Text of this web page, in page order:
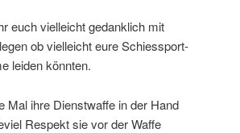
euch vielleicht gedanklich mit
ob vielleicht eure Schiessport-
leiden könnten.
Mal ihre Dienstwaffe in der Hand
Respekt sie vor der Waffe